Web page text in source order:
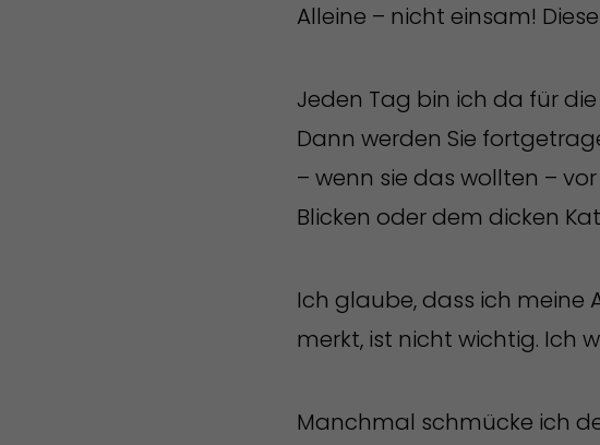
Alleine – nicht einsam!
Jeden Tag bin ich da für
Dann werden Sie
– wenn sie das wollten –
Blicken oder dem dicken
Ich glaube, dass ich meine
merkt, ist nicht wichtig. Ich
Manchmal schmücke ich